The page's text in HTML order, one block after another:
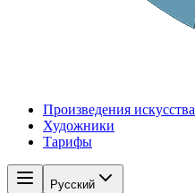
Произведения искусства
Художники
Тарифы
Русский